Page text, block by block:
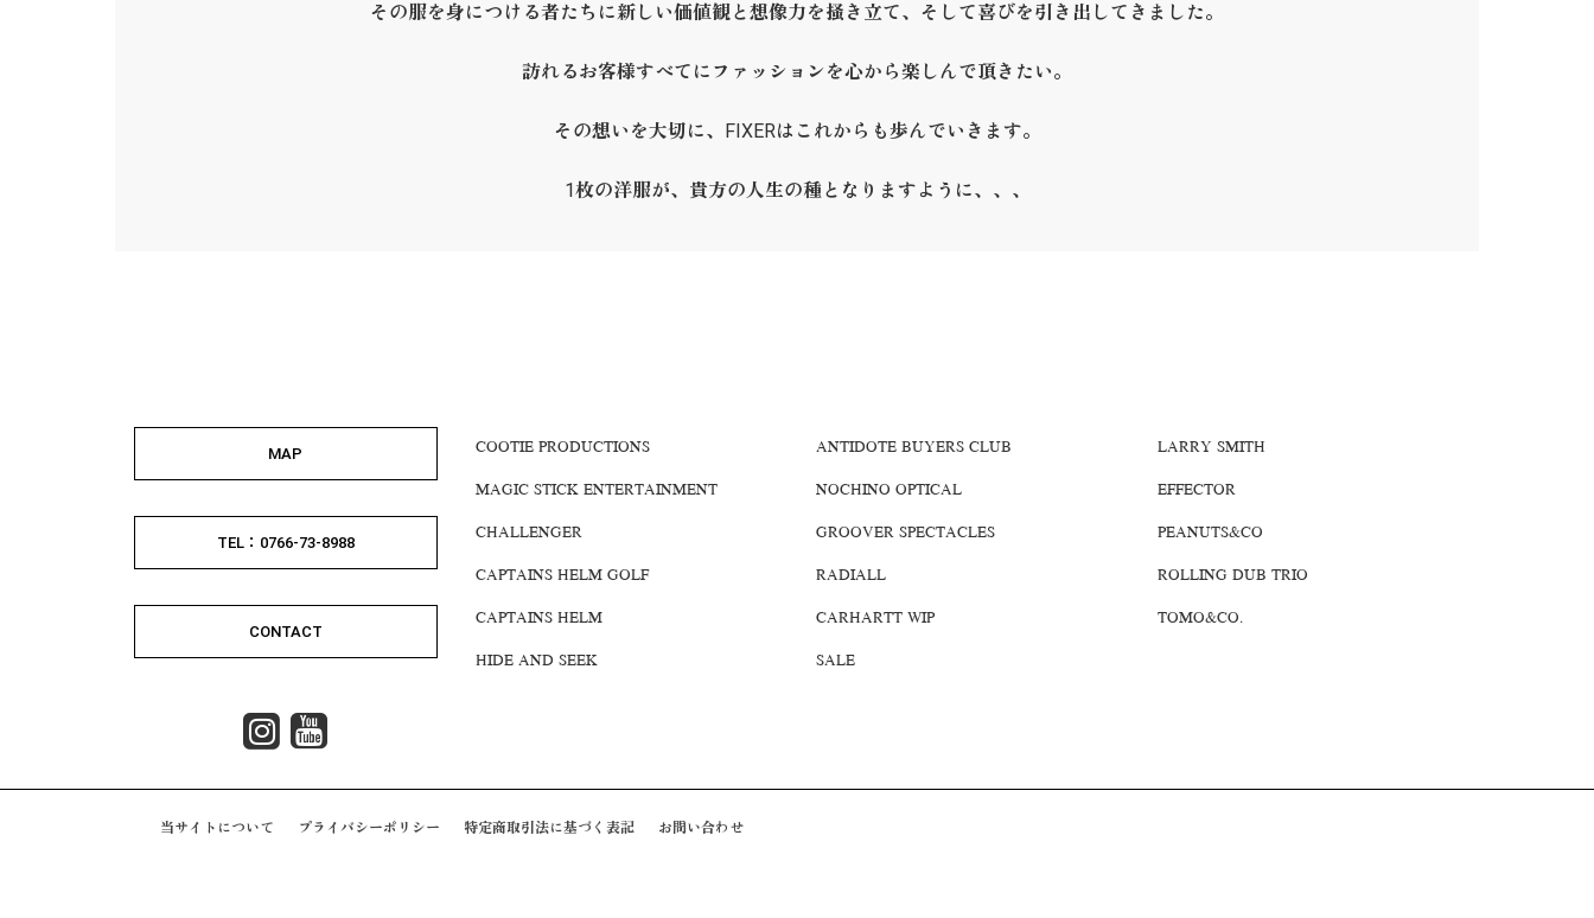
その服を身につける者たちに新しい価値観と想像力を掻き立て、そして喜びを引き出してきました。
訪れるお客様すべてにファッションを心から楽しんで頂きたい。
その想いを大切に、FIXERはこれからも歩んでいきます。
1枚の洋服が、貴方の人生の種となりますように、、、
MAP
TEL：0766-73-8988
CONTACT
COOTIE PRODUCTIONS
MAGIC STICK ENTERTAINMENT
CHALLENGER
CAPTAINS HELM GOLF
CAPTAINS HELM
HIDE AND SEEK
ANTIDOTE BUYERS CLUB
NOCHINO OPTICAL
GROOVER SPECTACLES
RADIALL
CARHARTT WIP
SALE
LARRY SMITH
EFFECTOR
PEANUTS&CO
ROLLING DUB TRIO
TOMO&CO.
当サイトについて プライバシーポリシー 特定商取引法に基づく表記 お問い合わせ